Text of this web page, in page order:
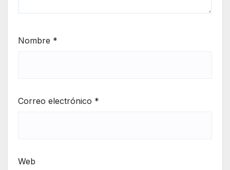
Nombre *
Correo electrónico *
Web